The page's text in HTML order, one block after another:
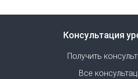
Консультация
Получить
Все